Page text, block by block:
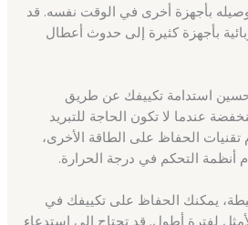
بأجهزة أخرى في الوقت نفسه. قد
بأجهزة كثيرة إلى حدوث أعطال
استدامة تكييفك عن طريق
عندما لا تكون الحاجة للتبريد
تقنيات الحفاظ على الطاقة الأخرى،
أنظمة التحكم في درجة الحرارة.
يمكنك الحفاظ على تكييفك في
لفترة أطول. قد تحتاج إلى استدعاء